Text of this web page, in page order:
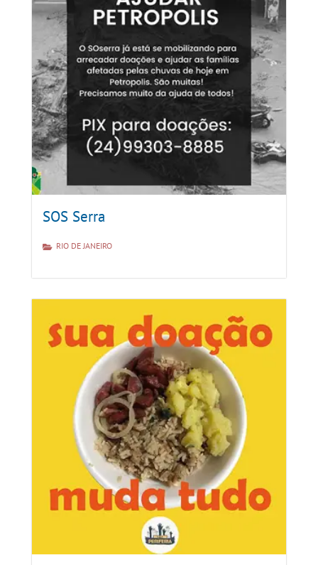
SOS Serra
RIO DE JANEIRO